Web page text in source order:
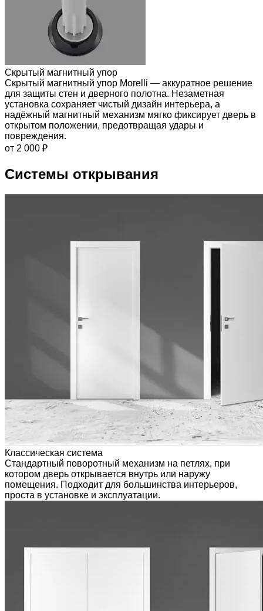
Скрытый магнитный упор
Скрытый магнитный упор Morelli — аккуратное решение
для защиты стен и дверного полотна. Незаметная
установка сохраняет чистый дизайн интерьера, а
надёжный магнитный механизм мягко фиксирует дверь в
открытом положении, предотвращая удары и
повреждения.
от 2 000 ₽
Системы открывания
Классическая система
Стандартный поворотный механизм на петлях, при
котором дверь открывается внутрь или наружу
помещения. Подходит для большинства интерьеров,
проста в установке и эксплуатации.